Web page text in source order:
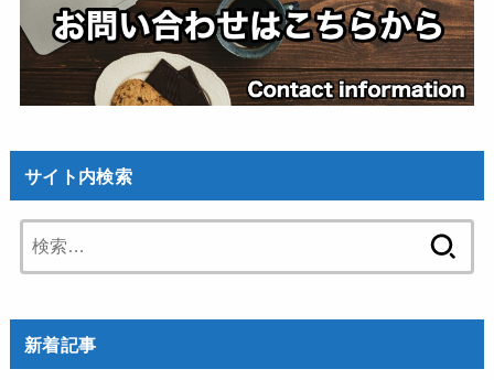
サイト内検索
索:
新着記事